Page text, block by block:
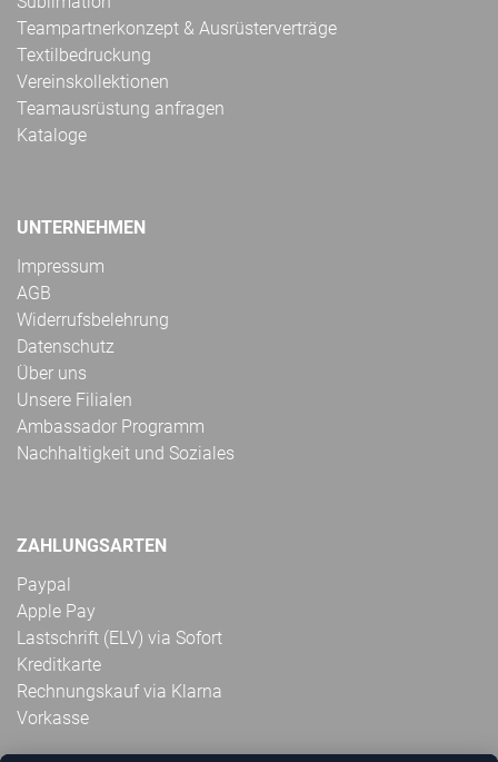
Teampartnerkonzept & Ausrüsterverträge
Textilbedruckung
Vereinskollektionen
Teamausrüstung anfragen
Kataloge
UNTERNEHMEN
Impressum
AGB
Widerrufsbelehrung
Datenschutz
Über uns
Unsere Filialen
Ambassador Programm
Nachhaltigkeit und Soziales
ZAHLUNGSARTEN
Paypal
Apple Pay
Lastschrift (ELV) via Sofort
Kreditkarte
Rechnungskauf via Klarna
Vorkasse